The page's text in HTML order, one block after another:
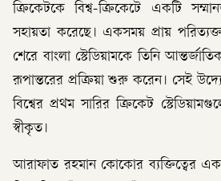
ক্রিকেটকে বিশ্ব-ক্রিকেটে একটি
সহায়তা করেছে। একসময় প্রায়
শেরে বাংলা স্টেডিয়ামকে তিনি
রূপান্তরের প্রক্রিয়া শুরু করেন। সেই
বিশ্বের প্রথম সারির ক্রিকেট
স্বীকৃত।
আরাফাত রহমান কোকোর ব্যক্তিত্বের